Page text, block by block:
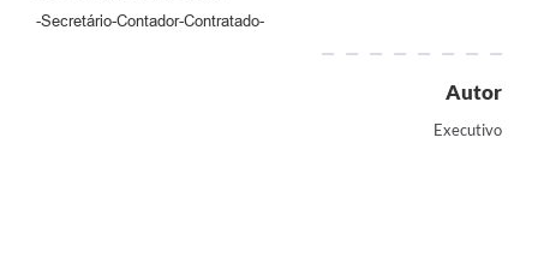
-Secretário-Contador-Contratado-
Autor
Executivo